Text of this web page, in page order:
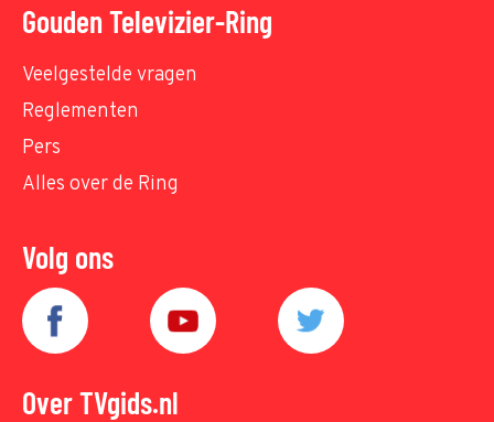
Gouden Televizier-Ring
Veelgestelde vragen
Reglementen
Pers
Alles over de Ring
Volg ons
Over TVgids.nl